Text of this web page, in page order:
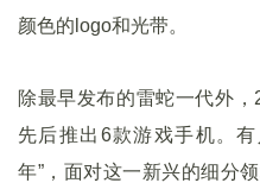
颜色的logo和光带。
除最早发布的雷蛇一代外
先后推出6款游戏手机。
年”，面对这一新兴的细分